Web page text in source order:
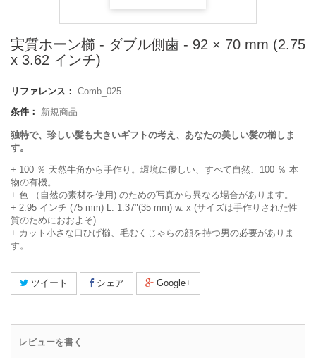
実質ホーン櫛 - ダブル側歯 - 92 × 70 mm (2.75
x 3.62 インチ)
リファレンス： Comb_025
条件：
新規商品
独特で、珍しい髪も大きいギフトの考え、あなたの美しい髪の櫛しま
す。
+ 100 ％ 天然牛角から手作り。環境に優しい、すべて自然、100 ％ 本
物の有機。
+ 色 （自然の素材を使用) のための写真から異なる場合があります。
+ 2.95 インチ (75 mm) L. 1.37"(35 mm) w. x (サイズは手作りされた性
質のためにおおよそ)
+ カット小さな口ひげ櫛、毛むくじゃらの顔を持つ男の必要がありま
す。
ツイート シェア Google+
レビューを書く